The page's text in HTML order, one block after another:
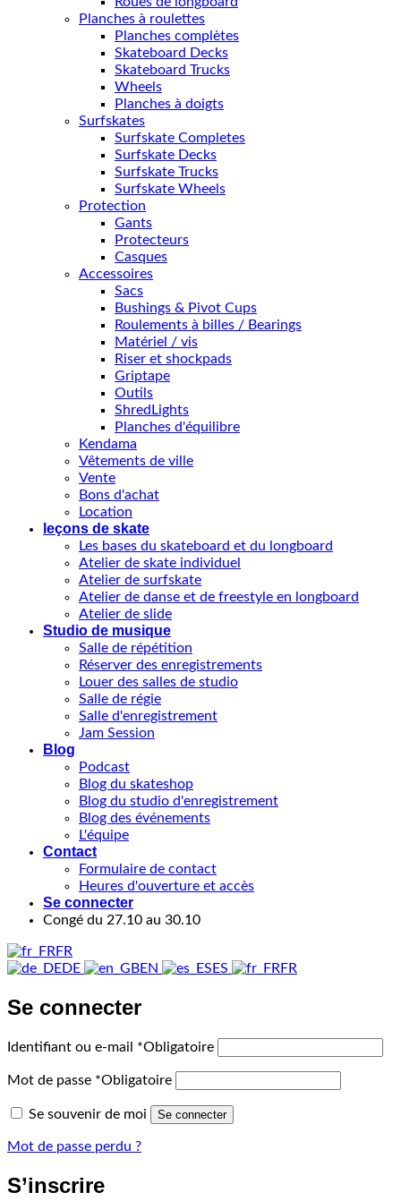
Planches à roulettes
Planches complètes
Skateboard Decks
Skateboard Trucks
Wheels
Planches à doigts
Surfskates
Surfskate Completes
Surfskate Decks
Surfskate Trucks
Surfskate Wheels
Protection
Gants
Protecteurs
Casques
Accessoires
Sacs
Bushings & Pivot Cups
Roulements à billes / Bearings
Matériel / vis
Riser et shockpads
Griptape
Outils
ShredLights
Planches d'équilibre
Kendama
Vêtements de ville
Vente
Bons d'achat
Location
leçons de skate
Les bases du skateboard et du longboard
Atelier de skate individuel
Atelier de surfskate
Atelier de danse et de freestyle en longboard
Atelier de slide
Studio de musique
Salle de répétition
Réserver des enregistrements
Louer des salles de studio
Salle de régie
Salle d'enregistrement
Jam Session
Blog
Podcast
Blog du skateshop
Blog du studio d'enregistrement
Blog des événements
L'équipe
Contact
Formulaire de contact
Heures d'ouverture et accès
Se connecter
Congé du 27.10 au 30.10
FR
DE
EN ES FR
Se connecter
Identifiant ou e-mail *Obligatoire
Mot de passe *Obligatoire
Se souvenir de moi Se connecter
Mot de passe perdu ?
S’inscrire